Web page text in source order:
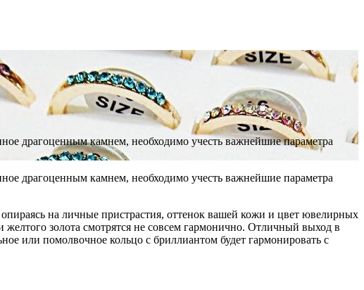
драгоценным камнем, необходимо учесть важнейшие параметра
драгоценным камнем, необходимо учесть важнейшие параметра
на личные пристрастия, оттенок вашей кожи и цвет ювелирных
золота смотрятся не совсем гармонично. Отличный выход в
или помолвочное кольцо с бриллиантом будет гармонировать с